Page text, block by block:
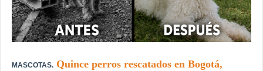
MASCOTAS. Quince perros rescatados en Bogotá,